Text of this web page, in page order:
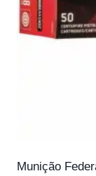
Munição